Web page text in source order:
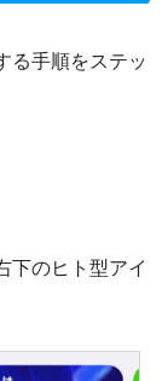
る手順をステッ
下のヒト型アイ